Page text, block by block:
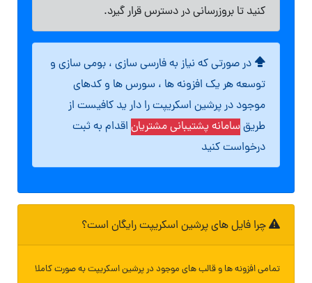
کنید تا بروزرسانی در دسترس قرار گیرد.
در صورتی که نیاز به فارسی سازی ، بومی سازی و
توسعه هر یک افزونه ها ، سورس ها و کدهای
موجود در پرشین اسکریپت را دار ید کافیست از
طریقسامانه پشتیبانی مشتریان اقدام به ثبت
درخواست کنید
چرا فایل های پرشین اسکریپت رایگان است؟
تمامی افزونه ها و قالب های موجود در پرشین اسکریپت به صورت کاملا